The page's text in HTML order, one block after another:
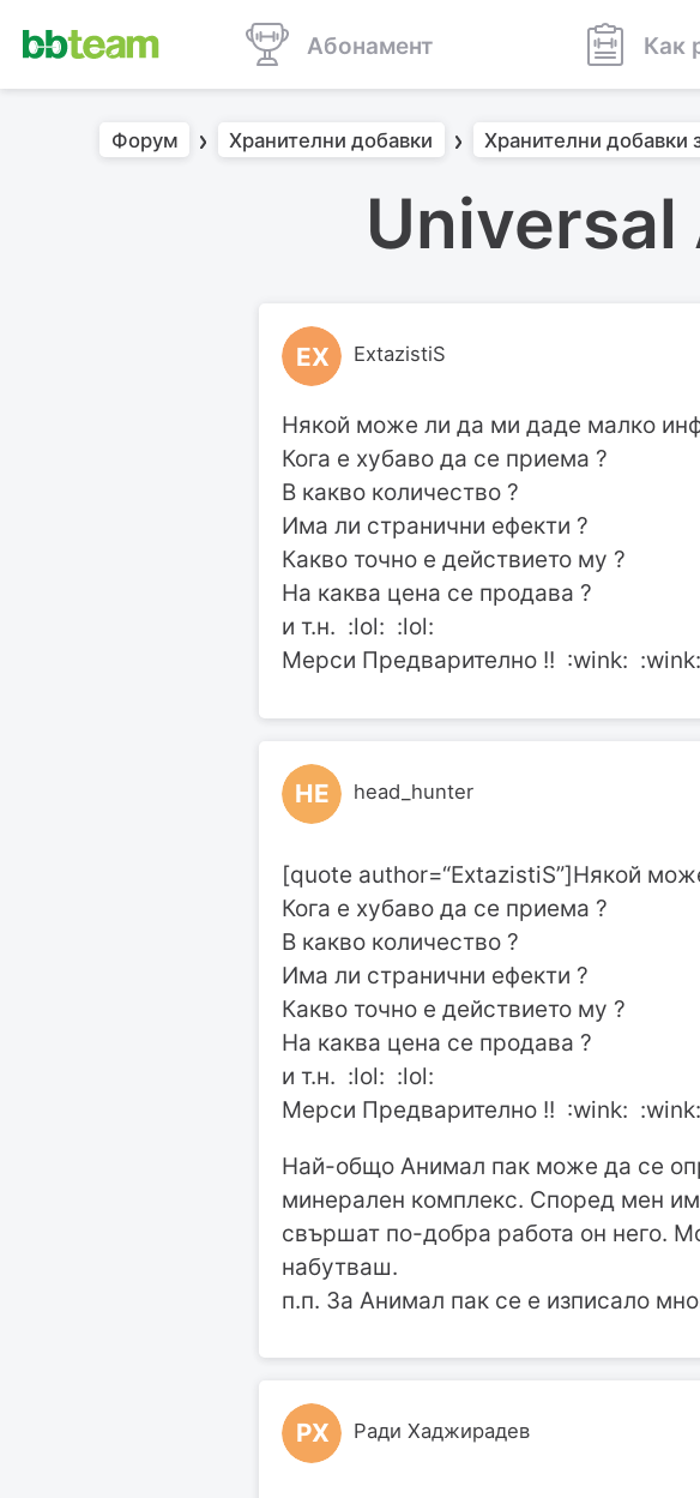
Абонамент Как
Форум Хранителни добавки Хранителни добавки
Universal
EX ExtazistiS
Някой може ли да ми даде малко
Кога е хубаво да се приема ?
В какво количество ?
Има ли странични ефекти ?
Какво точно е действието му ?
На каква цена се продава ?
и т.н. :lol: :lol:
Мерси Предварително !! :wink: :wink:
HE head_hunter
[quote author=“ExtazistiS”]Някой
Кога е хубаво да се приема ?
В какво количество ?
Има ли странични ефекти ?
Какво точно е действието му ?
На каква цена се продава ?
и т.н. :lol: :lol:
Мерси Предварително !! :wink: :wink:
Най-общо Анимал пак може да се
минерален комплекс. Според мен
свършат по-добра работа он него.
набутваш.
п.п. За Анимал пак се е изписало
РХ Ради Хаджирадев